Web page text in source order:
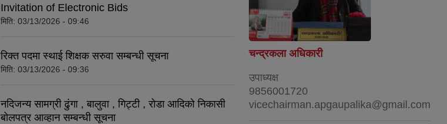
Invitation of Electronic Bids
मिति: 03/13/2026 - 09:46
रिक्त पदमा स्थाई शिक्षक सरुवा सम्बन्धी सूचना
मिति: 03/13/2026 - 09:36
नदिजन्य सामग्री ढुंगा , बालुवा , गिट्टी , रोडा आदिको निकासी
बोलपत्र आव्हान सम्बन्धी सूचना
चन्द्रकला अधिकारी
उपाध्यक्ष
9856001720
vicechairman.apgaupalika@gmail.com